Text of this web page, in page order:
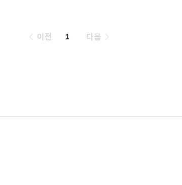
페
이전 1 다음